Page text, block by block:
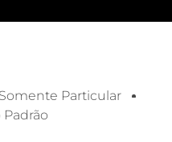
Particular
Padrão